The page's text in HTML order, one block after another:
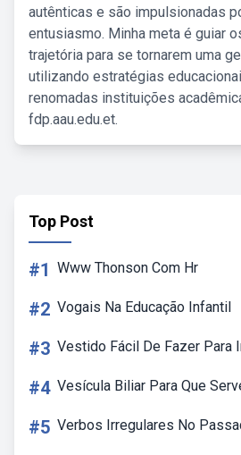
autênticas e são impulsionadas
entusiasmo. Minha meta é guiar
trajetória para se tornarem uma
utilizando estratégias
renomadas instituições
fdp.aau.edu.et.
Top Post
#1 Www Thonson Com Hr
#2 Vogais Na Educação Infantil
#3 Vestido Fácil De Fazer Para
#4 Vesícula Biliar Para Que
#5 Verbos Irregulares No